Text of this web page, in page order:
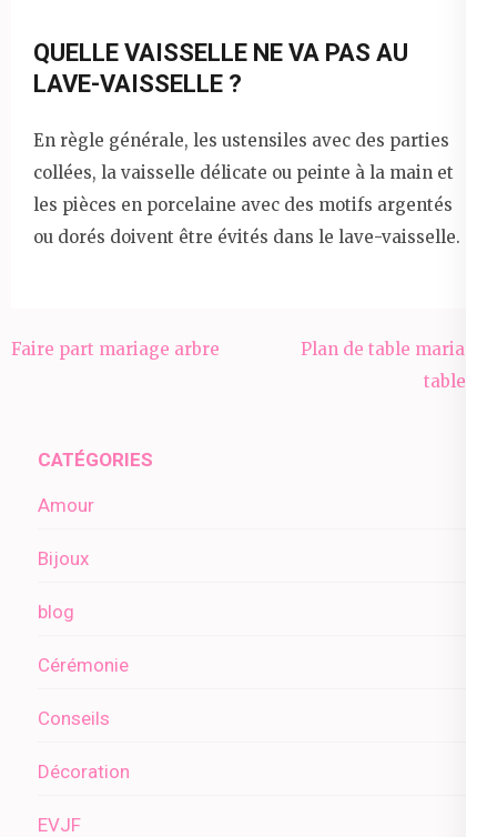
QUELLE VAISSELLE NE VA PAS AU
LAVE-VAISSELLE ?
En règle générale, les ustensiles avec des parties
collées, la vaisselle délicate ou peinte à la main et
les pièces en porcelaine avec des motifs argentés
ou dorés doivent être évités dans le lave-vaisselle.
Navigation
Faire part mariage arbre
Plan de table mariage
tableau
CATÉGORIES
Amour
Bijoux
blog
Cérémonie
Conseils
Décoration
EVJF